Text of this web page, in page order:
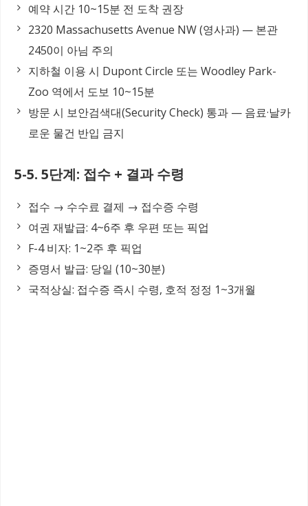
예약 시간 10~15분 전 도착 권장
2320 Massachusetts Avenue NW (영사과) — 본관
2450이 아님 주의
지하철 이용 시 Dupont Circle 또는 Woodley Park-
Zoo 역에서 도보 10~15분
방문 시 보안검색대(Security Check) 통과 — 음료·날카
로운 물건 반입 금지
5-5. 5단계: 접수 + 결과 수령
접수 → 수수료 결제 → 접수증 수령
여권 재발급: 4~6주 후 우편 또는 픽업
F-4 비자: 1~2주 후 픽업
증명서 발급: 당일 (10~30분)
국적상실: 접수증 즉시 수령, 호적 정정 1~3개월